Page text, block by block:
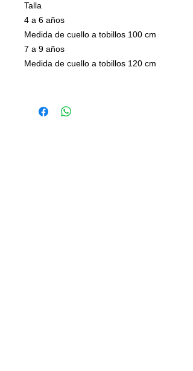
Talla
4 a 6 años
Medida de cuello a tobillos 100 cm
7 a 9 años
Medida de cuello a tobillos 120 cm